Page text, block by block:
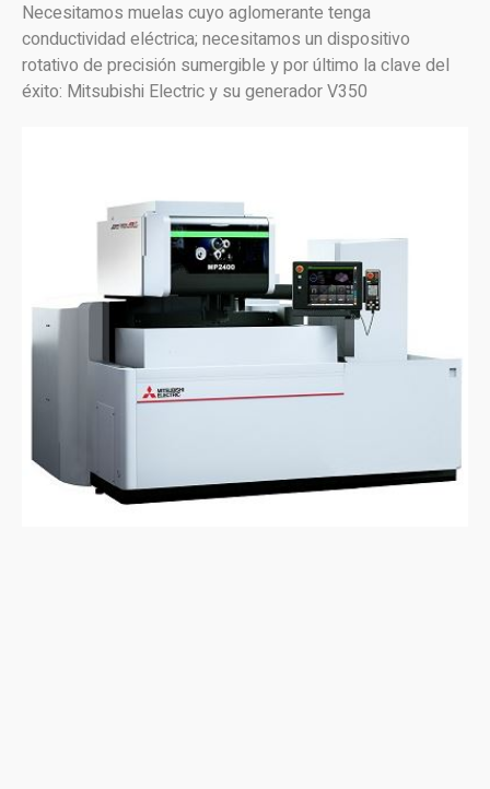
Necesitamos muelas cuyo aglomerante tenga
conductividad eléctrica; necesitamos un dispositivo
rotativo de precisión sumergible y por último la clave del
éxito: Mitsubishi Electric y su generador V350